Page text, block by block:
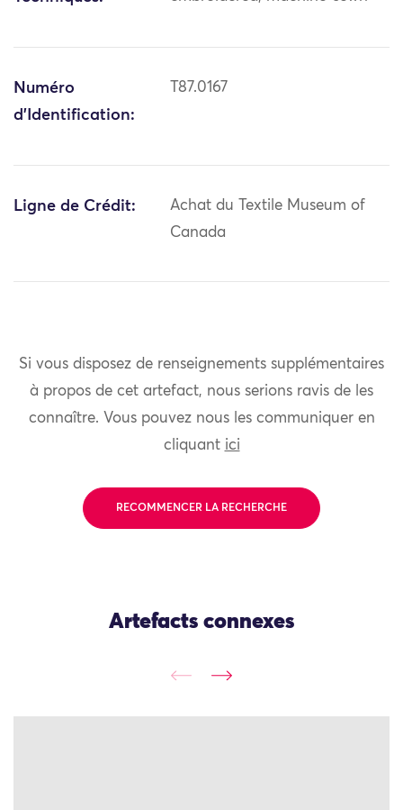
Numéro
d'Identification:
T87.0167
Ligne de Crédit:
Achat du Textile Museum of
Canada
Si vous disposez de renseignements supplémentaires
à propos de cet artefact, nous serions ravis de les
connaître. Vous pouvez nous les communiquer en
cliquant ici
RECOMMENCER LA RECHERCHE
Artefacts connexes